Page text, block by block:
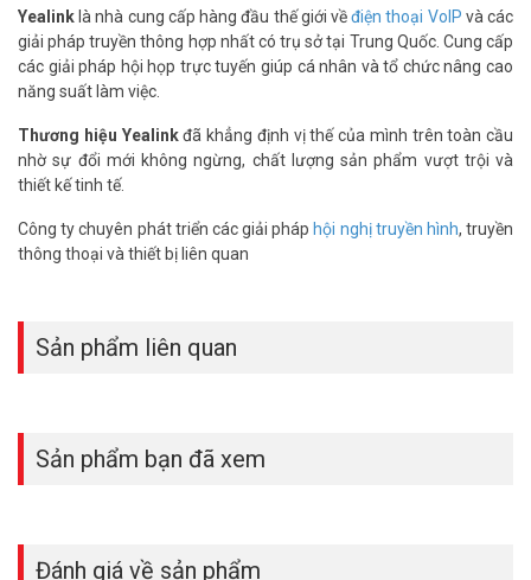
YDMP/YMCS. Lắp đặt và bảo trì đơn giản, tiết kiệm chi phí.
*** Xem thêm:
So sánh Yealink SIP-T30 và SIP-T31W: Đâu
là tốt nhất?
Thông số kỹ thuật điện thoại VoIP Yealink
SIP-T30
– Màn hình 132×64 pixel
– Hỗ trợ 1 tài khoản SIP
– Hỗ trợ Open VPN
– Quản lý thiết bị từ xa (DMS)
– Xuất xứ: Trung Quốc
lòng liên hệ HOTLINE 1900.9259
khảo thêm hình ảnh tại
Yealinklà nhà cung cấp hàng đầu thế giới vềđiện thoại VoIP và các
giải pháp truyền thông hợp nhất có trụ sở tại Trung Quốc. Cung cấp
các giải pháp hội họp trực tuyến giúp cá nhân và tổ chức nâng cao
năng suất làm việc.
Thương hiệu Yealinkđã khẳng định vị thế của mình trên toàn cầu
nhờ sự đổi mới không ngừng, chất lượng sản phẩm vượt trội và
thiết kế tinh tế.
Công ty chuyên phát triển các giải pháphội nghị truyền hình, truyền
thông thoại và thiết bị liên quan
Sản phẩm liên quan
Sản phẩm bạn đã xem
Đánh giá về sản phẩm